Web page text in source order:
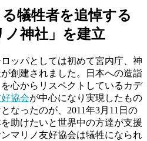
犠牲者を追悼する
神社」を建立
ッパとしては初めて宮内庁、神
創建されました。日本への造詣
心からリスペクトしているカデ
協会が中心になり実現したもの
なったのが、2011年3月11日の
助けたいと世界中の方達が支援
マリノ友好協会は犠牲になられ